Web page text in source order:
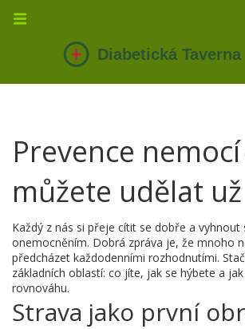
Prevence nemocí
můžete udělat
Každý z nás si přeje cítit se dobře a vyhnout
onemocněním. Dobrá zpráva je, že mnoho
předcházet každodenními rozhodnutími.
základních oblastí: co jíte, jak se hýbete a
rovnováhu.
Strava jako první